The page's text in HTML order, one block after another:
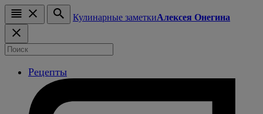
Кулинарные заметкиАлексея Онегина
Рецепты